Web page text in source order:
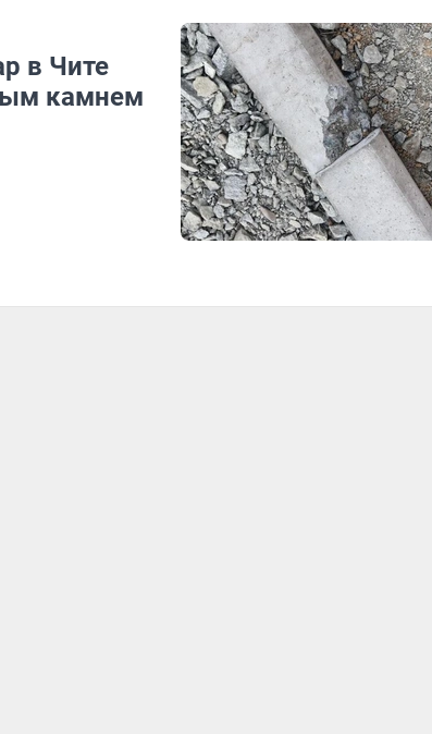
в Чите
камнем